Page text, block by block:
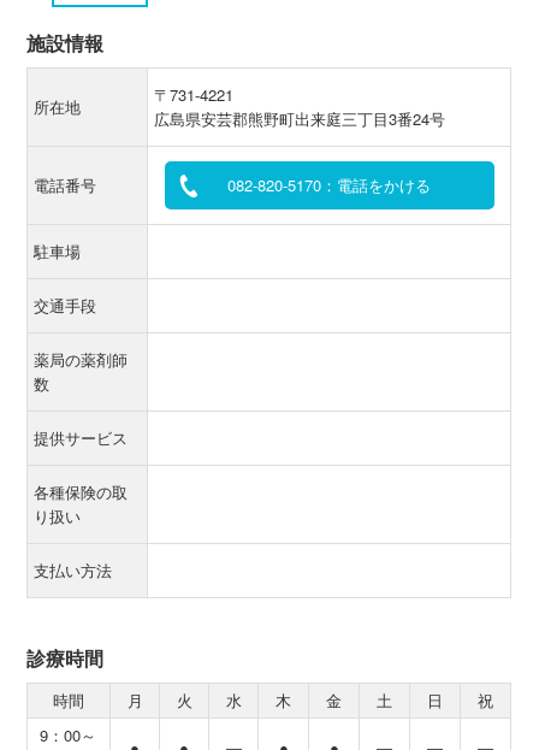
施設情報
所在地
〒731-4221
広島県安芸郡熊野町出来庭三丁目3番24号
電話番号 082-820-5170：電話をかける
駐車場
交通手段
薬局の薬剤師
数
提供サービス
各種保険の取
り扱い
支払い方法
診療時間
時間 月 火 水 木 金 土 日
祝
9：00～